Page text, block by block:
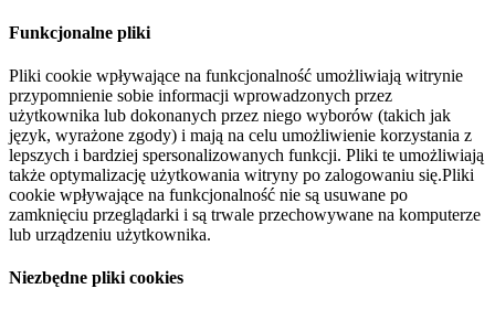
Funkcjonalne pliki
Pliki cookie wpływające na funkcjonalność umożliwiają witrynie
przypomnienie sobie informacji wprowadzonych przez
użytkownika lub dokonanych przez niego wyborów (takich jak
język, wyrażone zgody) i mają na celu umożliwienie korzystania z
lepszych i bardziej spersonalizowanych funkcji. Pliki te umożliwiają
także optymalizację użytkowania witryny po zalogowaniu się.Pliki
cookie wpływające na funkcjonalność nie są usuwane po
zamknięciu przeglądarki i są trwale przechowywane na komputerze
lub urządzeniu użytkownika.
Niezbędne pliki cookies